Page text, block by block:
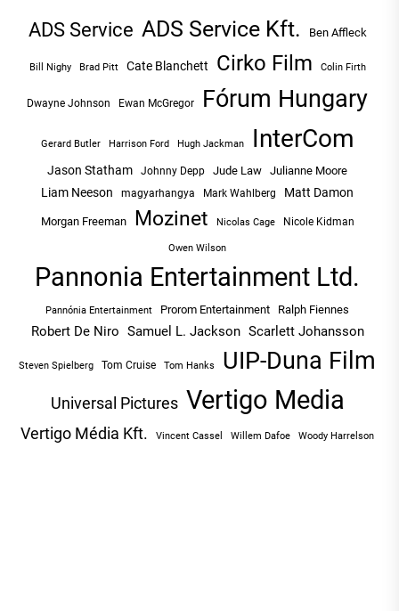
ADS Service ADS Service Kft. Ben Affleck
Bill Nighy Brad Pitt Cate Blanchett Cirko Film Colin Firth
Dwayne Johnson Ewan McGregor Fórum Hungary
Gerard Butler Harrison Ford Hugh Jackman InterCom
Jason Statham Johnny Depp Jude Law Julianne Moore
Liam Neeson magyarhangya Mark Wahlberg Matt Damon
Morgan Freeman Mozinet Nicolas Cage Nicole Kidman
Owen Wilson
Pannonia Entertainment Ltd.
Pannónia Entertainment Prorom Entertainment Ralph Fiennes
Robert De Niro Samuel L. Jackson Scarlett Johansson
Steven Spielberg Tom Cruise Tom Hanks UIP-Duna Film
Universal Pictures Vertigo Media
Vertigo Média Kft. Vincent Cassel Willem Dafoe Woody Harrelson